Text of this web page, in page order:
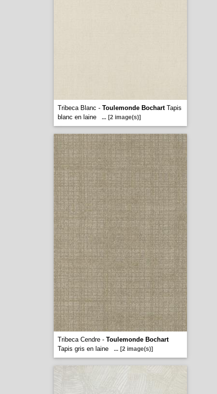
Tribeca Blanc - Toulemonde BochartTapis
blanc en laine
... [2 image(s)]
Tribeca Cendre - Toulemonde Bochart
Tapis gris en laine
... [2 image(s)]